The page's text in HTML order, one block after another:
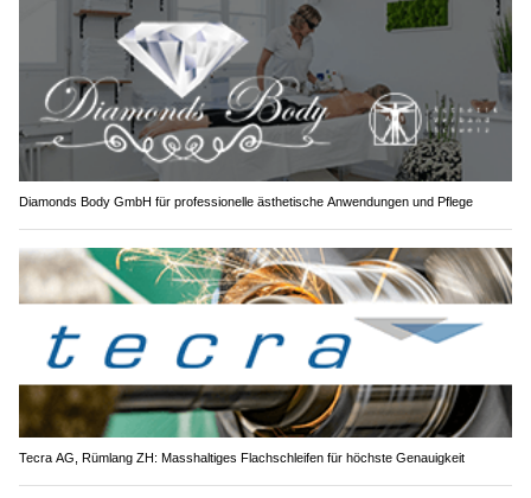
Diamonds Body GmbH für professionelle ästhetische Anwendungen und Pflege
Tecra AG, Rümlang ZH: Masshaltiges Flachschleifen für höchste Genauigkeit